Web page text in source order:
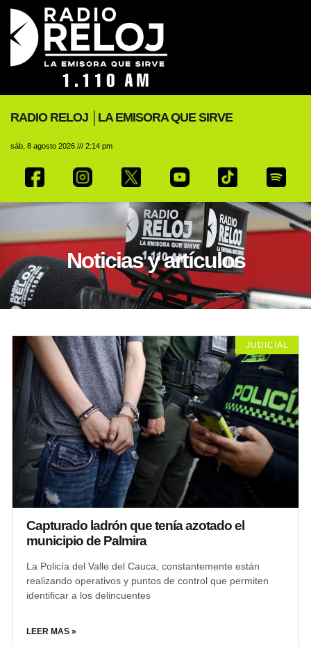
RADIO RELOJ │LA EMISORA QUE SIRVE
sáb, 8 agosto 2026 /// 2:14 pm
Noticias y artículos
JUDICIAL
Capturado ladrón que tenía azotado el
municipio de Palmira
La Policía del Valle del Cauca, constantemente están
realizando operativos y puntos de control que permiten
identificar a los delincuentes
LEER MAS »